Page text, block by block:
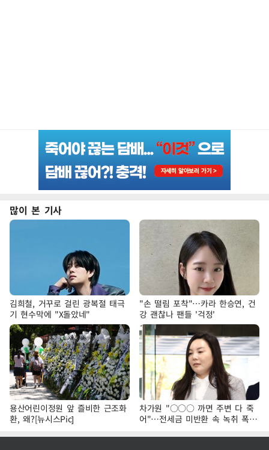
많이 본 기사
김희철, 거꾸로 걸린 광복절 태극
기 현수막에 "X돌았네"
"손 떨림 포착"…카라 한승연, 건
강 괜찮나 팬들 '걱정'
용산어린이정원 앞 즐비한 근조화
환, 왜?[뉴시스Pic]
차가원 "○○○ 까면 주변 다 죽
어"…전세금 미반환 속 녹취 폭로
파장